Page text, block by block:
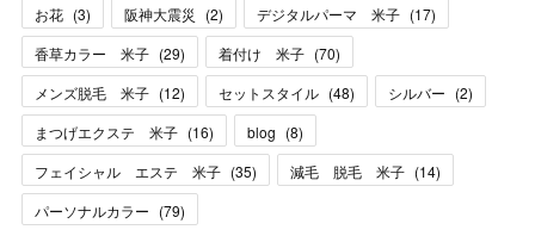
お花 (3) 阪神大震災 (2) デジタルパーマ 米子 (17)
香草カラー 米子 (29) 着付け 米子 (70)
メンズ脱毛 米子 (12) セットスタイル (48) シルバー (2)
まつげエクステ 米子 (16) blog (8)
フェイシャル エステ 米子 (35) 減毛 脱毛 米子 (14)
パーソナルカラー (79)